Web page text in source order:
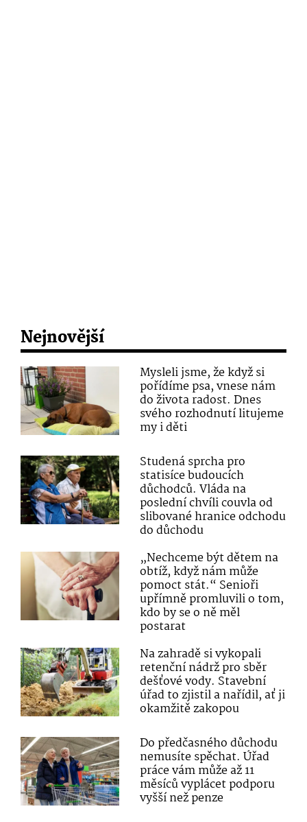
Nejnovější
Mysleli jsme, že když si
pořídíme psa, vnese nám
do života radost. Dnes
svého rozhodnutí litujeme
my i děti
Studená sprcha pro
statisíce budoucích
důchodců. Vláda na
poslední chvíli couvla od
slibované hranice odchodu
do důchodu
„Nechceme být dětem na
obtíž, když nám může
pomoct stát.“ Senioři
upřímně promluvili o tom,
kdo by se o ně měl
postarat
Na zahradě si vykopali
retenční nádrž pro sběr
dešťové vody. Stavební
úřad to zjistil a nařídil, ať ji
okamžitě zakopou
Do předčasného důchodu
nemusíte spěchat. Úřad
práce vám může až 11
měsíců vyplácet podporu
vyšší než penze